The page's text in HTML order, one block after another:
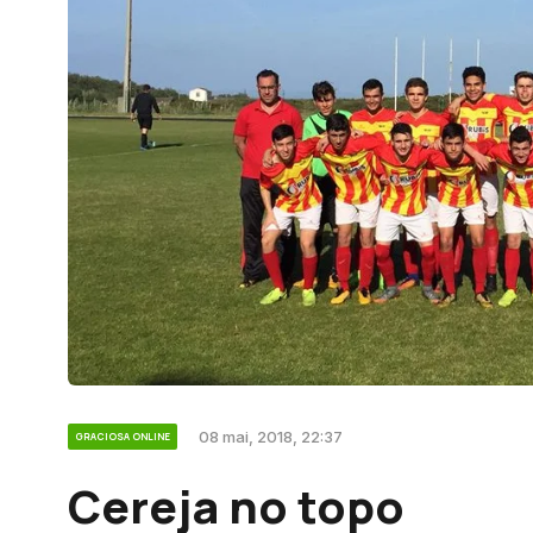
GRACIOSA ONLINE 08 mai, 2018, 22:37
Cereja no topo